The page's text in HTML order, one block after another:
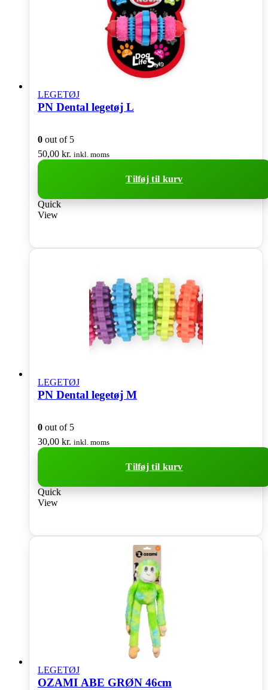
LEGETØJ
PN Dental legetøj L
0 out of 5
50,00 kr. inkl. moms
Tilføj til kurv
Quick
View
LEGETØJ
PN Dental legetøj M
0 out of 5
30,00 kr. inkl. moms
Tilføj til kurv
Quick
View
LEGETØJ
OZAMI ABE GRØN 46cm